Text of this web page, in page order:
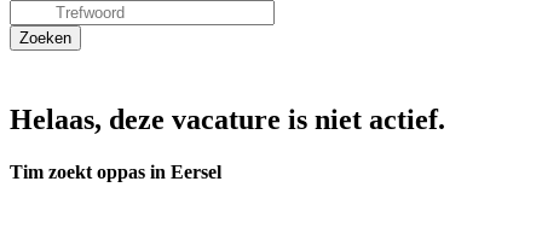
Helaas, deze vacature is niet actief.
Tim zoekt oppas in Eersel